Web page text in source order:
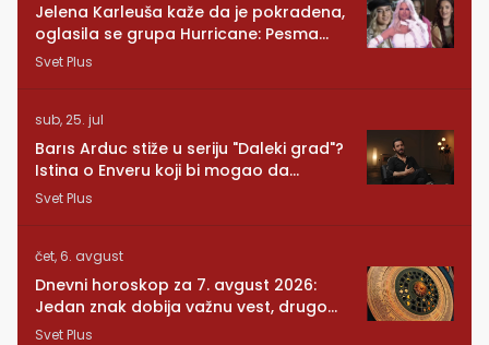
Jelena Karleuša kaže da je pokradena,
oglasila se grupa Hurricane: Pesma
RUNDE je naša!
Svet Plus
sub, 25. jul
Barıs Arduc stiže u seriju "Daleki grad"?
Istina o Enveru koji bi mogao da
promeni sve
Svet Plus
čet, 6. avgust
Dnevni horoskop za 7. avgust 2026:
Jedan znak dobija važnu vest, drugom
se vraća osoba iz prošlosti
Svet Plus